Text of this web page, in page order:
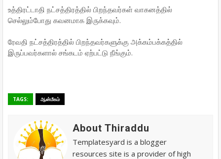
உத்திரட்டாதி நட்சத்திரத்தில் பிறந்தவர்கள் வாகனத்தில்
செல்லும்போது கவனமாக இருக்கவும்.
ரேவதி நட்சத்திரத்தில் பிறந்தவர்களுக்கு அக்கம்பக்கத்தில்
இருப்பவர்களால் சங்கடம் ஏற்பட்டு நீங்கும்.
TAGS: ஆன்மீகம்
About Thiraddu
Templatesyard is a blogger
resources site is a provider of high